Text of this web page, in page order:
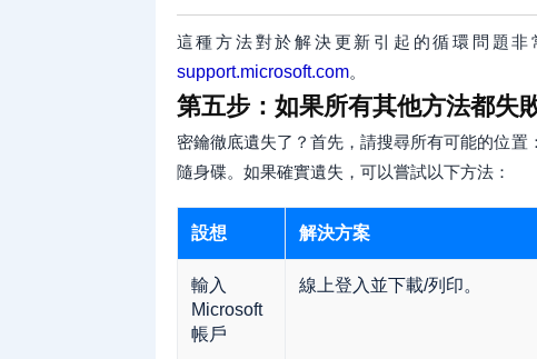
這種方法對於解決更新引起的循環問題
support.microsoft.com。
第五步：如果所有其他方法都
密鑰徹底遺失了？首先，請搜尋所有可能的位
隨身碟。如果確實遺失，可以嘗試以下方法：
設想 解決方案
輸入
Microsoft
帳戶
線上登入並下載/列印。